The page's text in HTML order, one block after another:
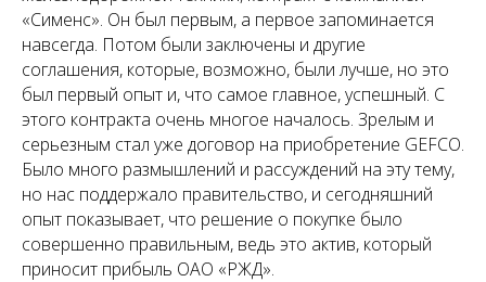
«Сименс». Он был первым, а первое запоминается
навсегда. Потом были заключены и другие
соглашения, которые, возможно, были лучше, но это
был первый опыт и, что самое главное, успешный. С
этого контракта очень многое началось. Зрелым и
серьезным стал уже договор на приобретение GEFCO.
Было много размышлений и рассуждений на эту тему,
но нас поддержало правительство, и сегодняшний
опыт показывает, что решение о покупке было
совершенно правильным, ведь это актив, который
приносит прибыль ОАО «РЖД».